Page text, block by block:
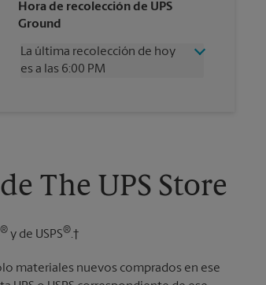
Jueves
6:00 PM
Viernes
Sábado
4:00 PM
Domingo
Sin Recolección
Hora de recolección de UPS
Ground
La última recolección de hoy
es a las 6:00 PM
Domingo
Sin Recolección
Lunes
6:00 PM
The UPS Store
® y de USPS®.†
materiales nuevos comprados en ese